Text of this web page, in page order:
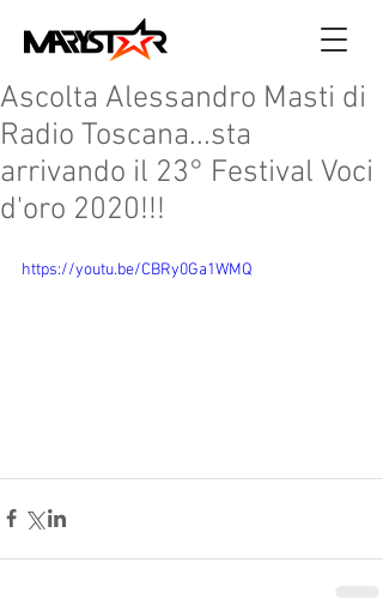
Ascolta Alessandro Masti di
Radio Toscana...sta
arrivando il 23° Festival Voci
d'oro 2020!!!
https://youtu.be/CBRy0Ga1WMQ